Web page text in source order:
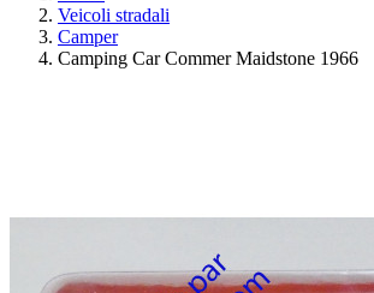
Veicoli stradali
Camper
Camping Car Commer Maidstone 1966